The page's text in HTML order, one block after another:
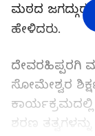
ಮಠದ
ಹೇಳಿದರು.
ದೇವರಹಿಪ್ಪರಗಿ
ಸೋಮೇಶ್ವರ
ಶರಣ